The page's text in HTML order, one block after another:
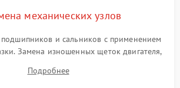
механических узлов
и сальников с применением
Замена изношенных щеток двигателя,
резиновой манжеты.
Подробнее